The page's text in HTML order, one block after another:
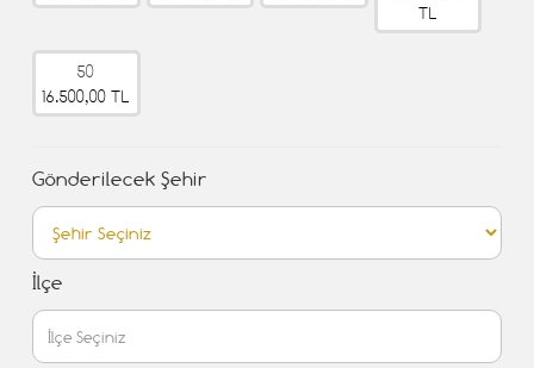
TL
50
16.500,00 TL
Gönderilecek Şehir
İlçe